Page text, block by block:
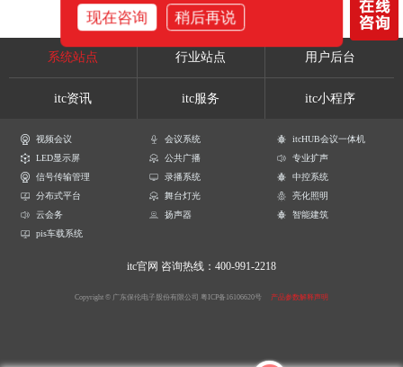
系统站点 行业站点 用户后台
itc资讯 itc服务 itc小程序
视频会议 会议系统
itcHUB会议一体机
LED显示屏
公共广播
专业扩声
信号传输管理
录播系统
中控系统
分布式平台
舞台灯光
亮化照明
云会务
扬声器
智能建筑
pis车载系统
itc官网 咨询热线：400-991-2218
Copyright © 广东保伦电子股份有限公司 粤ICP备16106620号 产品参数解释声明
现在咨询 稍后再说